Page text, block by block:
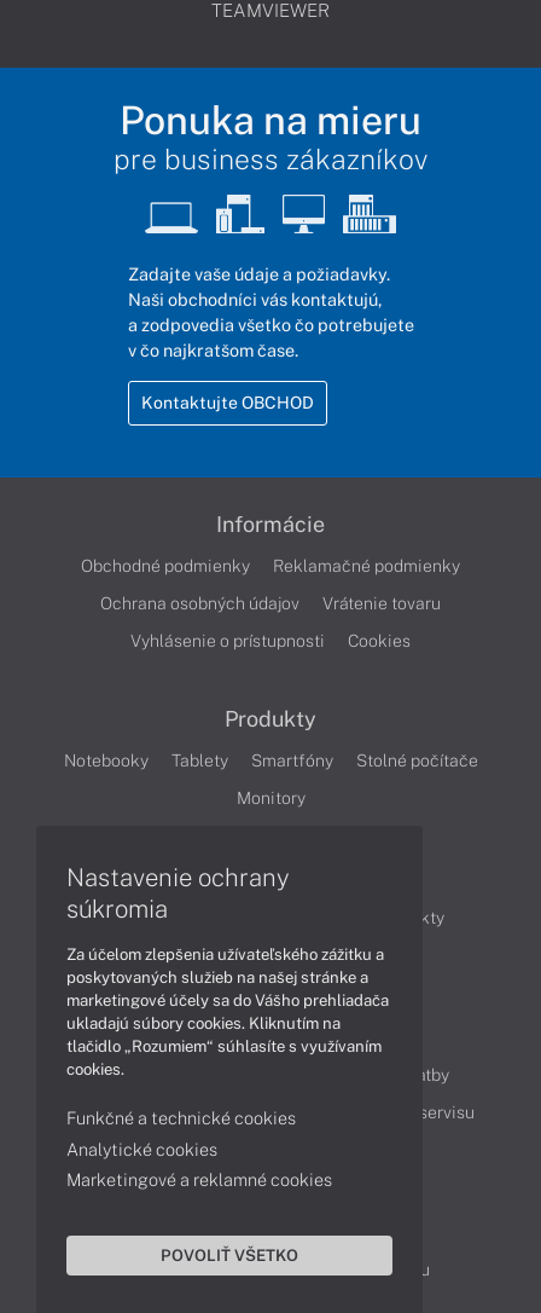
TEAMVIEWER
Ponuka na mieru
pre business zákazníkov
Zadajte vaše údaje a požiadavky.
Naši obchodníci vás kontaktujú,
a zodpovedia všetko čo potrebujete
v čo najkratšom čase.
Kontaktujte OBCHOD
Informácie
Obchodné podmienky
Reklamačné podmienky
Ochrana osobných údajov
Vrátenie tovaru
Vyhlásenie o prístupnosti
Cookies
Produkty
Notebooky Tablety Smartfóny
Stolné počítače
Monitory
Články
Obchodné informácie
Produkty
Technológie
Videá
Obsah
Ako nakupovať
Možnosti doručenia a platby
Podpora a servis
Servisné služby Cenník servisu
Kontakty
043 4224 771
Obchodné oddelenie
Reklamácia tovaru
Nastavenie ochrany
súkromia
Za účelom zlepšenia užívateľského zážitku a
poskytovaných služieb na našej stránke a
marketingové účely sa do Vášho prehliadača
ukladajú súbory cookies. Kliknutím na
tlačidlo „Rozumiem“ súhlasíte s využívaním
cookies.
Funkčné a technické cookies
Analytické cookies
Marketingové a reklamné cookies
POVOLIŤ VŠETKO